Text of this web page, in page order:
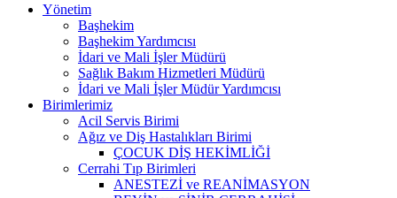
Yönetim
Başhekim
Başhekim Yardımcısı
İdari ve Mali İşler Müdürü
Sağlık Bakım Hizmetleri Müdürü
İdari ve Mali İşler Müdür Yardımcısı
Birimlerimiz
Acil Servis Birimi
Ağız ve Diş Hastalıkları Birimi
ÇOCUK DİŞ HEKİMLİĞİ
Cerrahi Tıp Birimleri
ANESTEZİ ve REANİMASYON